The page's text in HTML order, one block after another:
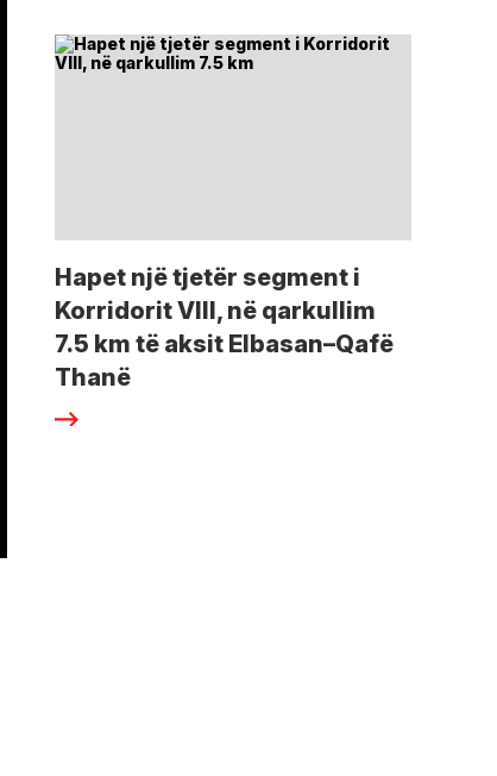
Hapet një tjetër segment i
Korridorit VIII, në qarkullim
7.5 km të aksit Elbasan–Qafë
Thanë